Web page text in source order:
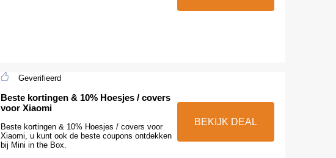
Geverifieerd
Beste kortingen & 10% Hoesjes / covers
voor Xiaomi
Beste kortingen & 10% Hoesjes / covers voor
Xiaomi, u kunt ook de beste coupons ontdekken
bij Mini in the Box.
BEKIJK DEAL